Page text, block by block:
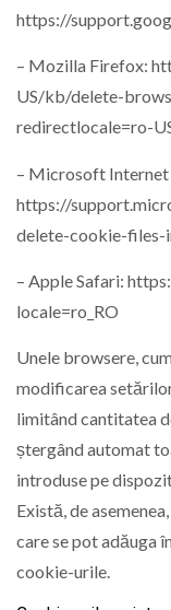
https://
– Mozilla Firefox:
US/kb/delete-
redirectlocale=ro-
– Microsoft Internet
https://
delete-cookie-
– Apple Safari:
locale=ro_RO
Unele browsere,
modificarea
limitând cantitatea
ștergând automat
introduse pe
Există, de
care se pot adăuga
cookie-urile.